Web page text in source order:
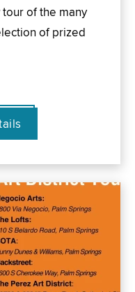
of the many
of prized